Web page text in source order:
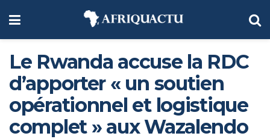
Le Rwanda accuse la RDC
d’apporter « un soutien
opérationnel et logistique
complet » aux Wazalendo